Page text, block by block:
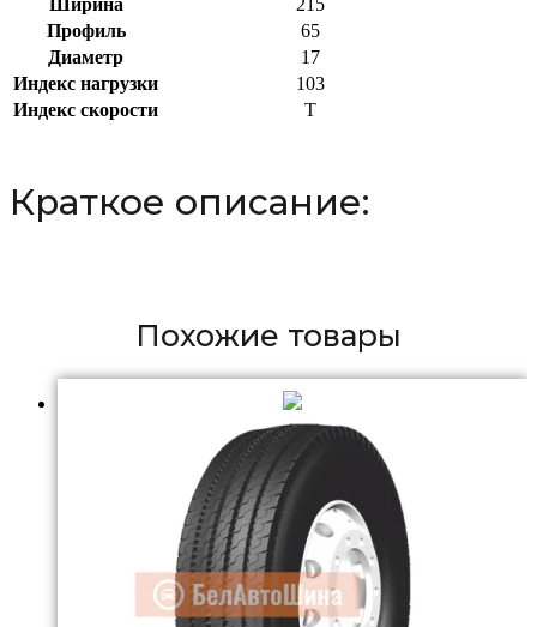
Ширина
215
Профиль
65
Диаметр
17
Индекс нагрузки
103
Индекс скорости
T
Краткое описание:
Похожие товары